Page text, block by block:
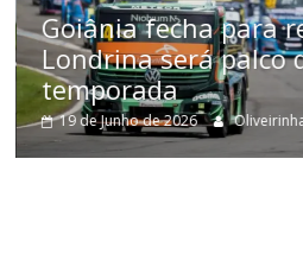
Goiânia fecha para
Londrina será palco
temporada
19 de Junho de 2026